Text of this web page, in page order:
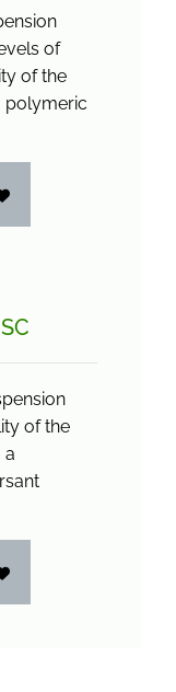
of
of the
polymeric
of the
a